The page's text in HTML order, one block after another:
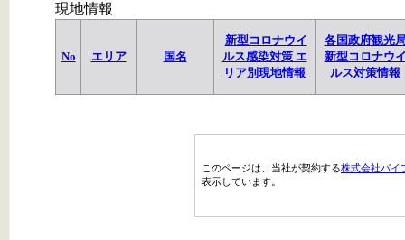
現地情報
No エリア 国名
新型コロナウイ
ルス感染対策 エ
リア別現地情報
各国政府観光
新型コロナウ
ルス対策情報
このページは、当社が契約する株式会社パイ
表示しています。